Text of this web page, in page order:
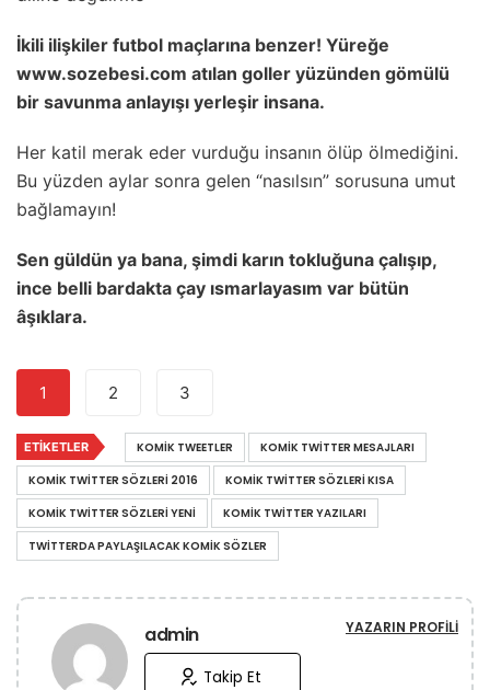
İkili ilişkiler futbol maçlarına benzer! Yüreğe
www.sozebesi.com atılan goller yüzünden gömülü
bir savunma anlayışı yerleşir insana.
Her katil merak eder vurduğu insanın ölüp ölmediğini.
Bu yüzden aylar sonra gelen “nasılsın” sorusuna umut
bağlamayın!
Sen güldün ya bana, şimdi karın tokluğuna çalışıp,
ince belli bardakta çay ısmarlayasım var bütün
âşıklara.
1 2 3
ETIKETLER KOMIK TWEETLER
KOMIK TWITTER MESAJLARI
KOMIK TWITTER SÖZLERI 2016
KOMIK TWITTER SÖZLERI KISA
KOMIK TWITTER SÖZLERI YENI
KOMIK TWITTER YAZILARI
TWITTERDA PAYLAŞILACAK KOMIK SÖZLER
admin YAZARIN PROFILI
Takip Et